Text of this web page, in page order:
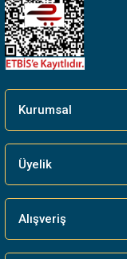
Kurumsal
Üyelik
Alışveriş